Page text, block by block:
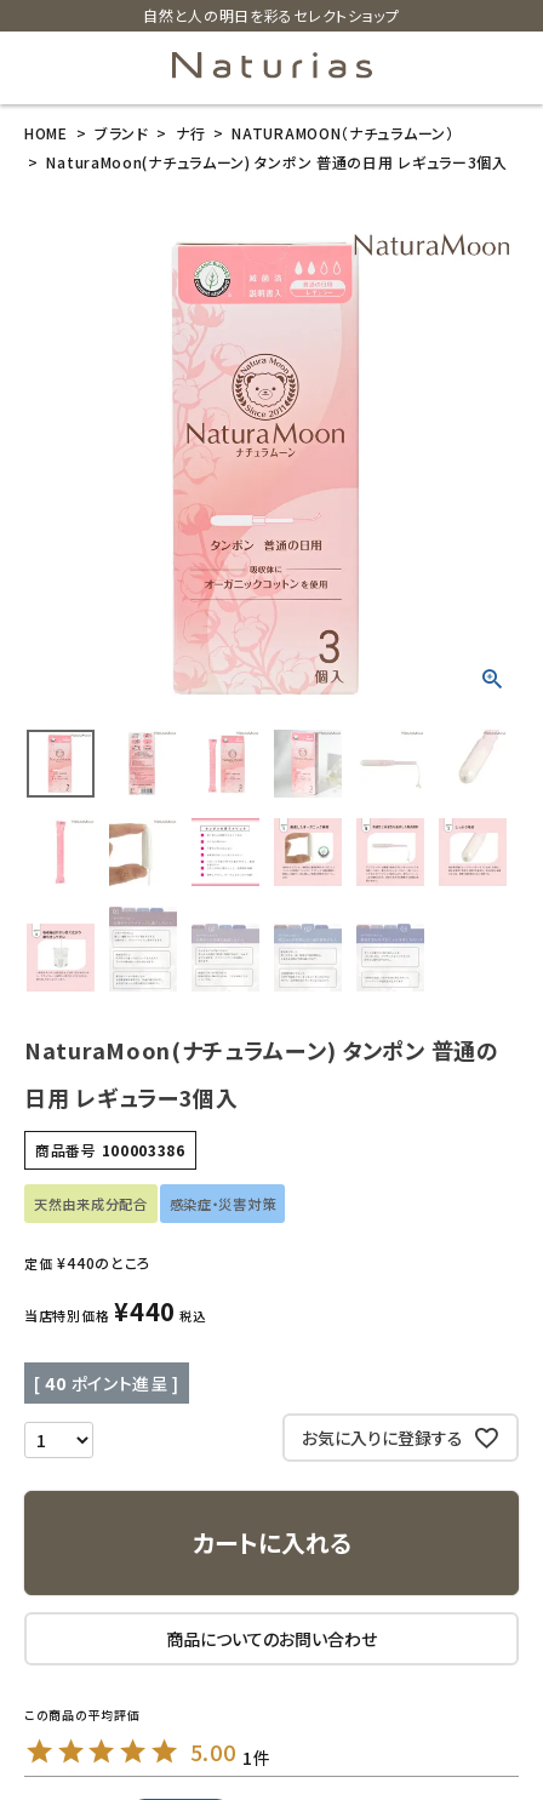
自然と人の明日を彩るセレクトショップ
search
カテゴリーから探す
美容・コスメ・香水
日用品雑貨
フェムケア
インナー・下着・ナイトウェア
キッズ・ベビー・マタニティ
キッチン用品
フード・ドリンク
オリジナルブランド
エコメイト
ナチュラプラス
アルマウィン
アルモニベルツ
HOME ブランド ナ行
NATURAMOON（ナチュラムーン）
NaturaMoon(ナチュラムーン) タンポン 普通の日用 レギュラー3個入
NaturaMoon(ナチュラムーン) タンポン 普通の
日用 レギュラー3個入
商品番号 100003386
天然由来成分配合 感染症・災害対策
定価 ¥440のところ
当店特別価格 ¥440 税込
[ 40 ポイント進呈 ]
お気に入りに登録する
カートに入れる
商品についてのお問い合わせ
5.00 1